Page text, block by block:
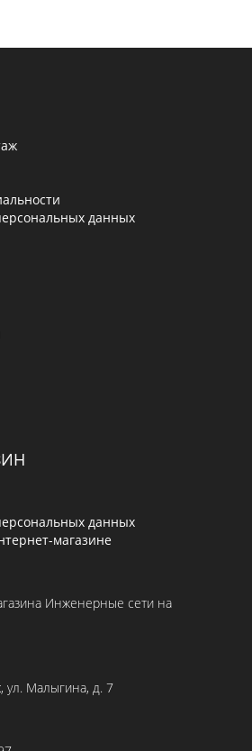
данных
данных
магазине
, ул. Малыгина, д. 7